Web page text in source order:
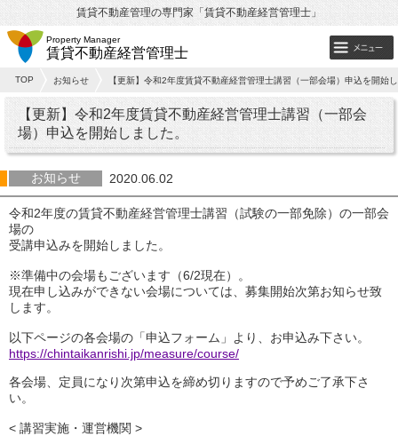
賃貸不動産管理の専門家「賃貸不動産経営管理士」
Property Manager
賃貸不動産経営管理士
TOP お知らせ 【更新】令和2年度賃貸不動産経営管理士講習（一部会場）申込を開始
【更新】令和2年度賃貸不動産経営管理士講習（一部会
場）申込を開始しました。
お知らせ 2020.06.02
令和2年度の賃貸不動産経営管理士講習（試験の一部免除）の一部会
場の
受講申込みを開始しました。
※準備中の会場もございます（6/2現在）。
現在申し込みができない会場については、募集開始次第お知らせ致
します。
以下ページの各会場の「申込フォーム」より、お申込み下さい。
https://chintaikanrishi.jp/measure/course/
各会場、定員になり次第申込を締め切りますので予めご了承下さ
い。
< 講習実施・運営機関 >